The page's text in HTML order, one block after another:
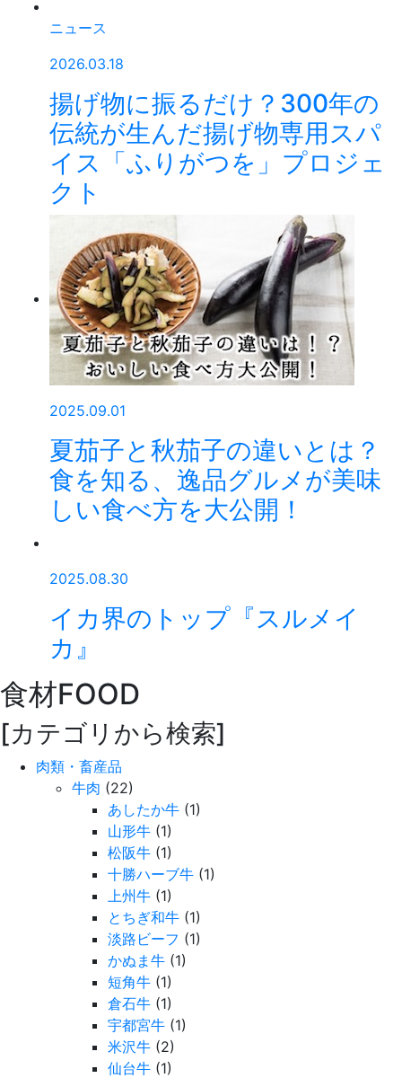
ニュース
2026.03.18
揚げ物に振るだけ？300年の
伝統が生んだ揚げ物専用スパ
イス「ふりがつを」プロジェ
クト
2025.09.01
夏茄子と秋茄子の違いとは？
食を知る、逸品グルメが美味
しい食べ方を大公開！
2025.08.30
イカ界のトップ『スルメイ
カ』
食材FOOD
[カテゴリから検索]
肉類・畜産品
牛肉 (22)
あしたか牛 (1)
山形牛 (1)
松阪牛 (1)
十勝ハーブ牛 (1)
上州牛 (1)
とちぎ和牛 (1)
淡路ビーフ (1)
かぬま牛 (1)
短角牛 (1)
倉石牛 (1)
宇都宮牛 (1)
米沢牛 (2)
仙台牛 (1)